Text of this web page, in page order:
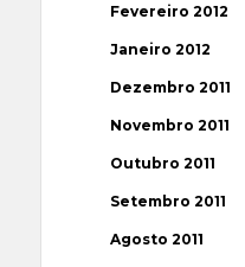
Fevereiro 2012
Janeiro 2012
Dezembro 2011
Novembro 2011
Outubro 2011
Setembro 2011
Agosto 2011